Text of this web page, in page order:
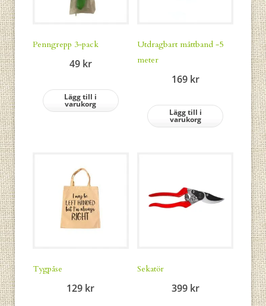
Penngrepp 3-pack
49 kr
Lägg till i
varukorg
Utdragbart måttband -5
meter
169 kr
Lägg till i
varukorg
Tygpåse
129 kr
Sekatör
399 kr